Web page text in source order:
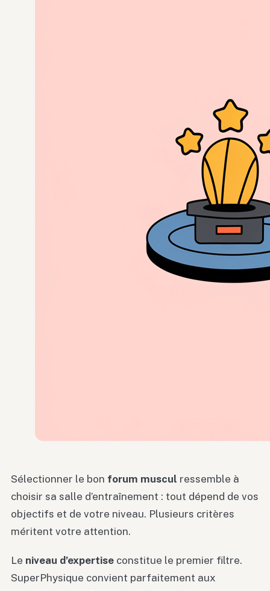
Sélectionner le bon forum muscul ressemble à
choisir sa salle d’entraînement : tout dépend de vos
objectifs et de votre niveau. Plusieurs critères
méritent votre attention.
Le niveau d’expertise constitue le premier filtre.
SuperPhysique convient parfaitement aux